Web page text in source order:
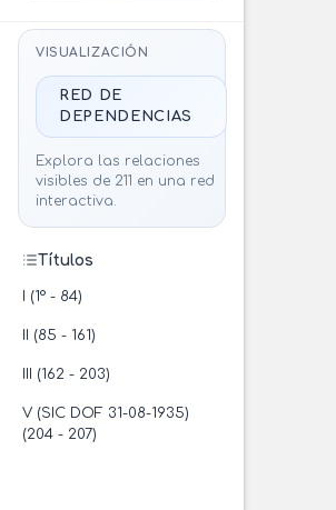
VISUALIZACIÓN
RED DE
DEPENDENCIAS
Explora las relaciones
visibles de 211 en una red
interactiva.
Títulos
I (1° - 84)
II (85 - 161)
III (162 - 203)
V (SIC DOF 31-08-1935)
(204 - 207)